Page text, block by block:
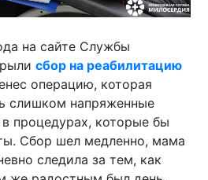
на сайте Службы
сбор на реабилитацию
операцию, которая
слишком напряженные
процедурах, которые бы
Сбор шел медленно, мама
следила за тем, как